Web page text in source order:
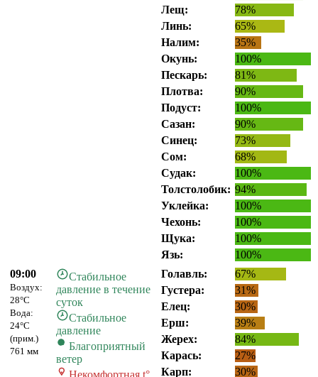
Лещ:
78%
Линь:
65%
Налим:
35%
Окунь:
100%
Пескарь:
81%
Плотва:
90%
Подуст:
100%
Сазан:
90%
Синец:
73%
Сом:
68%
Судак:
100%
Толстолобик: 94%
Уклейка:
100%
Чехонь:
100%
Щука:
100%
Язь:
100%
09:00
Воздух:
28°C
Вода:
24°C
(прим.)
761 мм
Стабильное
давление в течение
суток
Стабильное
давление
Благоприятный
ветер
Некомфортная t°
Голавль:
67%
Густера:
31%
Елец:
30%
Ерш:
39%
Жерех:
84%
Карась:
27%
Карп:
30%